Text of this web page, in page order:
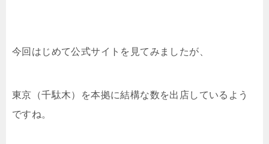
今回はじめて公式サイトを見てみましたが、
東京（千駄木）を本拠に結構な数を出店しているよう
ですね。